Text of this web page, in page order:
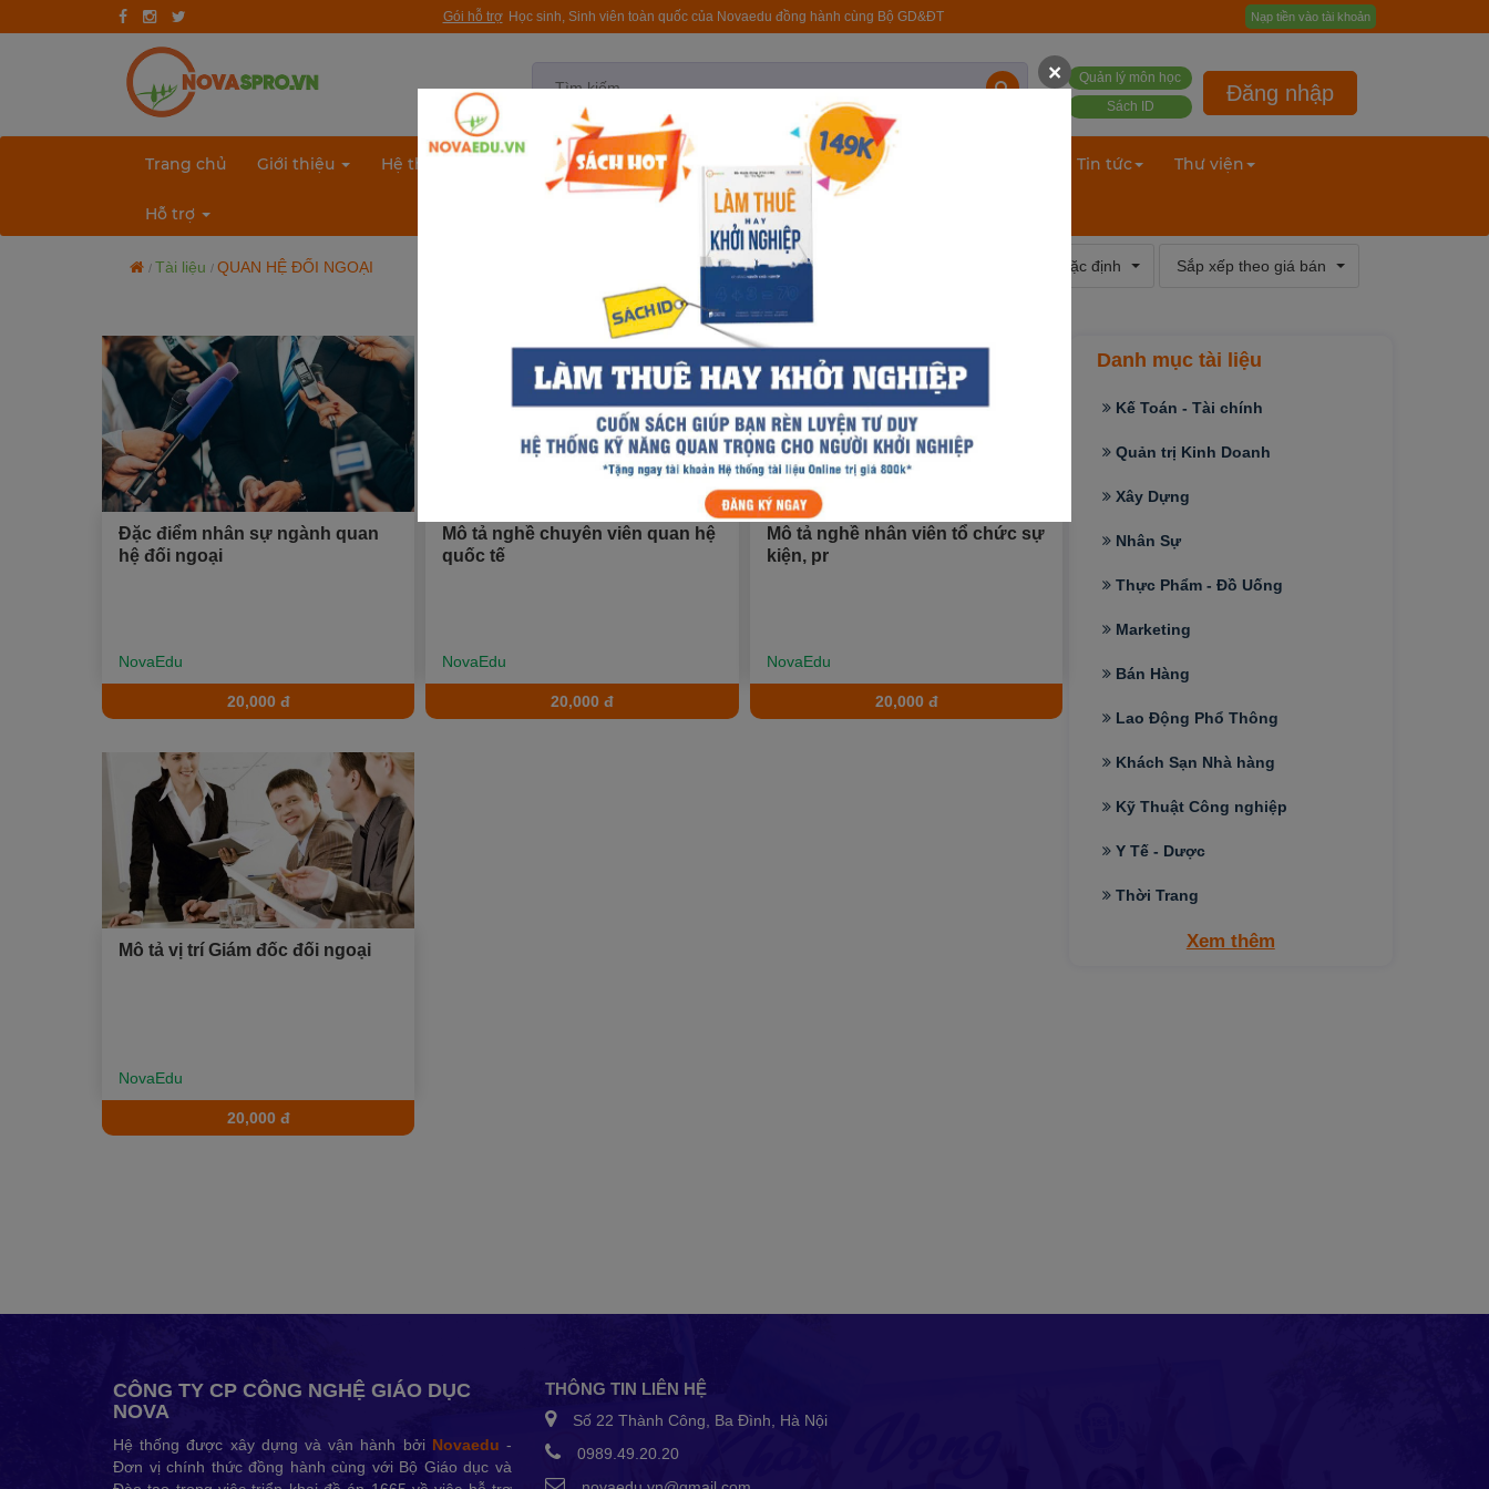
Trang chủ
Giới thiệu
Quy trình hướng nghiệp
Đơn vị đào tạo
Nhóm ngành nghề
Gương sáng học sinh - người nổi tiếng
Xu hướng ngành nghề
Gói hỗ trợ Học sinh, Sinh viên toàn quốc của Novaedu đồng hành cùng Bộ GD&ĐT Nạp tiền vào tài khoản
Quản lý môn học
Sách ID
Đăng nhập
Trang chủ Giới thiệu Hệ thống bài test Quy trình NovaSpro Tài liệu Khóa học Tin tức Thư viện
Hỗ trợ
Tài liệu QUAN HỆ ĐỐI NGOẠI Sắp xếp theo mặc định Sắp xếp theo giá bán
Đặc điểm nhân sự ngành quan
hệ đối ngoại
NovaEdu
20,000 đ
Mô tả nghề chuyên viên quan hệ
quốc tế
NovaEdu
20,000 đ
Mô tả nghề nhân viên tổ chức sự
kiện, pr
NovaEdu
20,000 đ
Mô tả vị trí Giám đốc đối ngoại
NovaEdu
20,000 đ
Danh mục tài liệu
Kế Toán - Tài chính
Quản trị Kinh Doanh
Xây Dựng
Nhân Sự
Thực Phẩm - Đồ Uống
Marketing
Bán Hàng
Lao Động Phổ Thông
Khách Sạn Nhà hàng
Kỹ Thuật Công nghiệp
Y Tế - Dược
Thời Trang
Xem thêm
CÔNG TY CP CÔNG NGHỆ GIÁO DỤC
NOVA
Hệ thống được xây dựng và vận hành bởi Novaedu -
Đơn vị chính thức đồng hành cùng với Bộ Giáo dục và
THÔNG TIN LIÊN HỆ
Số 22 Thành Công, Ba Đình, Hà Nội
0989.49.20.20
×